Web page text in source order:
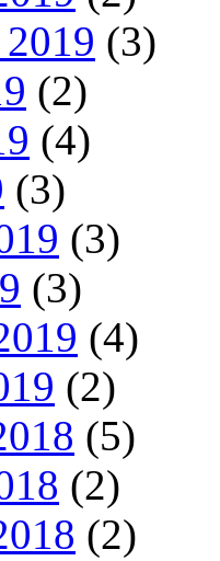
(3)
(2)
(4)
(3)
(3)
(3)
(4)
(2)
(5)
(2)
(2)